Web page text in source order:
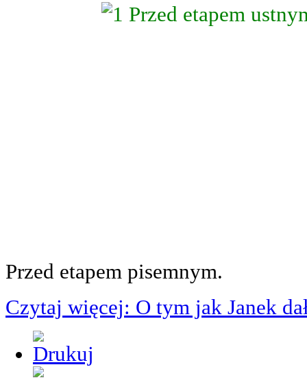
Przed etapem pisemnym.
Czytaj więcej: O tym jak Janek